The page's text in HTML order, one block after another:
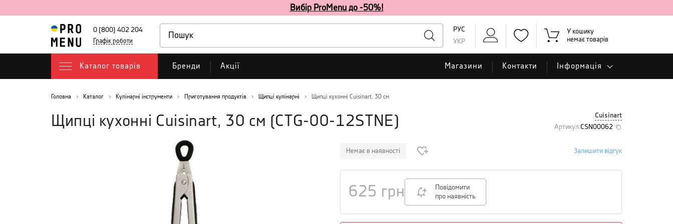
Вибір ProMenu до -50%!
0 (800) 402 204
Графік роботи
РУС
УКР
У кошику
немає товарів
Каталог товарів Бренди Акції Магазини Контакти Інформація
Головна Каталог Кулінарні інструменти Приготування продуктів Щипці кулінарні Щипці кухонні Cuisinart, 30 см
Щипці кухонні Cuisinart, 30 см (CTG-00-12STNE )
Cuisinart
Артикул:CSN00062
Немає в наявності Залишити відгук
625 грн
Повідомити
про наявність